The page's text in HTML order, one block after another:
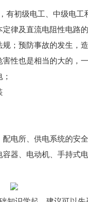
有初级电工、中级电
律及直流电阻性电路
；预防事故的发生，
性也是相当的大的，
电所、供电系统的安全
器、电动机、手持式电